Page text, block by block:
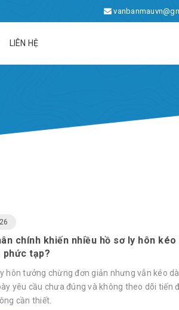
LIÊN HỆ
chính khiến nhiều hồ sơ ly hôn
phức tạp?
hôn tưởng chừng đơn giản nhưng vẫn kéo
yêu cầu chưa đúng và không theo dõi tiến
cần thiết.